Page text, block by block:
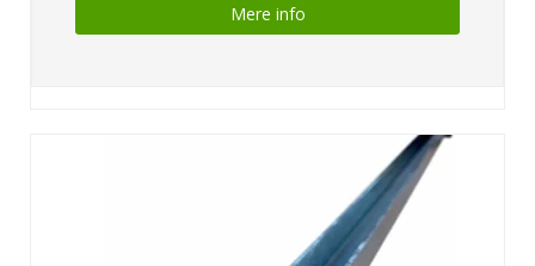
Mere info